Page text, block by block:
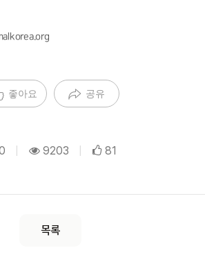
좋아요 공유
9203 81
목록